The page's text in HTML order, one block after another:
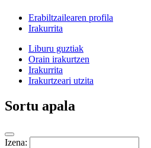
Erabiltzailearen profila
Irakurrita
Liburu guztiak
Orain irakurtzen
Irakurrita
Irakurtzeari utzita
Sortu apala
Izena: